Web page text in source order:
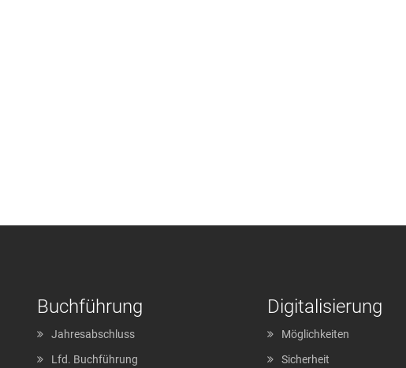
Buchführung
Jahresabschluss
Lfd. Buchführung
Digitalisierung
Möglichkeiten
Sicherheit